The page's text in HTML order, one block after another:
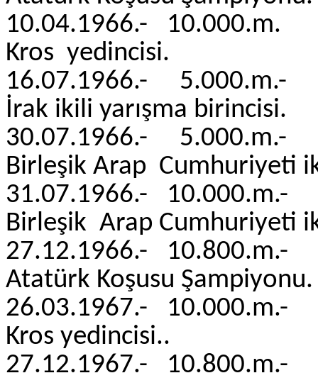
10.04.1966.-
Kros yedincisi.
16.07.1966.-
İrak ikili yarışma birincisi.
30.07.1966.-
Birleşik Arap Cumhuriyeti
31.07.1966.-
Birleşik Arap Cumhuriyeti
27.12.1966.-
Atatürk Koşusu Şampiyonu.
26.03.1967.-
Kros
27.12.1967.-